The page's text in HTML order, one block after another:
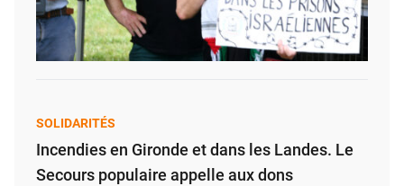
SOLIDARITÉS
Incendies en Gironde et dans les Landes. Le
Secours populaire appelle aux dons